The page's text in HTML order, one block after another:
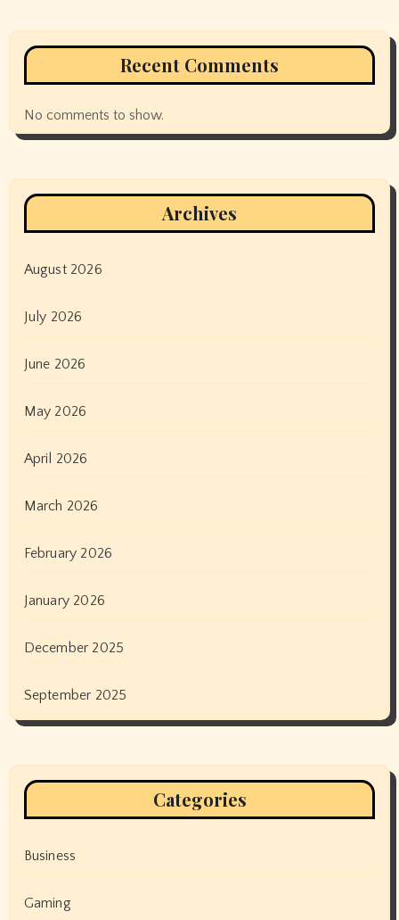
Recent Comments
No comments to show.
Archives
August 2026
July 2026
June 2026
May 2026
April 2026
March 2026
February 2026
January 2026
December 2025
September 2025
Categories
Business
Gaming